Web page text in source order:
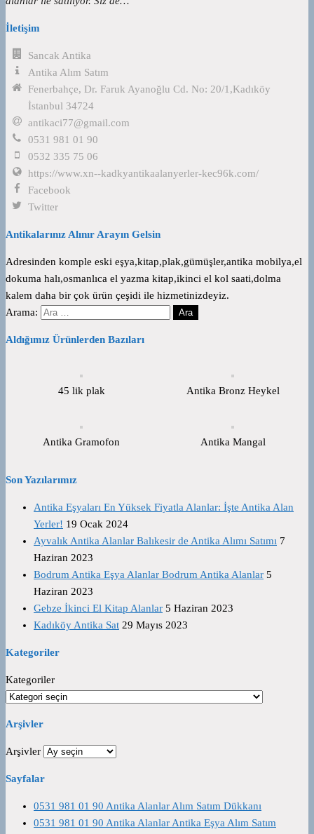
İletişim
Sancak Antika
Antika Alım Satım
Fenerbahçe, Dr. Faruk Ayanoğlu Cd. No: 20/1,Kadıköy
İstanbul 34724
antikaci77@gmail.com
0531 981 01 90
0532 335 75 06
https://www.xn--kadkyantikaalanyerler-kec96k.com/
Facebook
Twitter
Antikalarınız Alınır Arayın Gelsin
Adresinden komple eski eşya,kitap,plak,gümüşler,antika mobilya,el
dokuma halı,osmanlıca el yazma kitap,ikinci el kol saati,dolma
kalem daha bir çok ürün çeşidi ile hizmetinizdeyiz.
Arama:
Aldığımız Ürünlerden Bazıları
45 lik plak Antika Bronz Heykel
Antika Gramofon Antika Mangal
Son Yazılarımız
Antika Eşyaları En Yüksek Fiyatla Alanlar: İşte Antika Alan
Yerler! 19 Ocak 2024
Ayvalık Antika Alanlar Balıkesir de Antika Alımı Satımı 7
Haziran 2023
Bodrum Antika Eşya Alanlar Bodrum Antika Alanlar 5
Haziran 2023
Gebze İkinci El Kitap Alanlar 5 Haziran 2023
Kadıköy Antika Sat 29 Mayıs 2023
Kategoriler
Kategoriler
Arşivler
Arşivler
Sayfalar
0531 981 01 90 Antika Alanlar Alım Satım Dükkanı
0531 981 01 90 Antika Alanlar Antika Eşya Alım Satım